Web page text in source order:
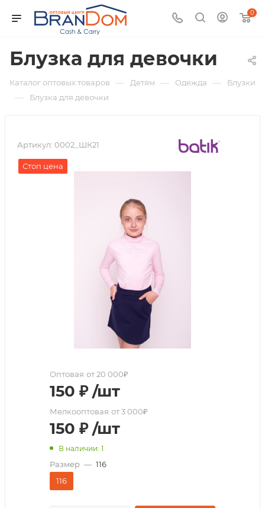
0
Блузка для девочки
Каталог оптовых товаров — Детям — Одежда — Блузки
— Блузка для девочки
Артикул: 0002_ШК21
Стоп цена
Оптовая от 20 000₽
150 ₽ /шт
Мелкооптовая от 3 000₽
150 ₽ /шт
В наличии: 1
Размер — 116
116